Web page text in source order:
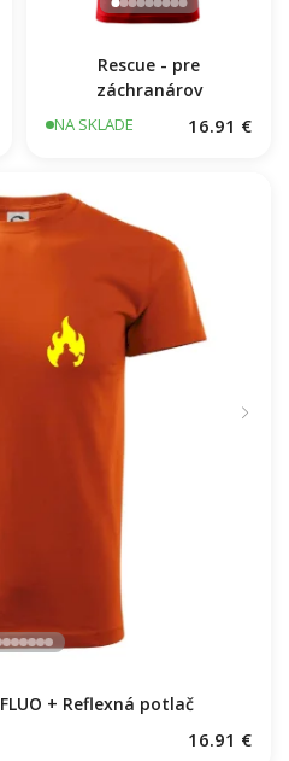
Rescue - pre
záchranárov
NA SKLADE 16.91 €
+ Reflexná potlač
16.91 €